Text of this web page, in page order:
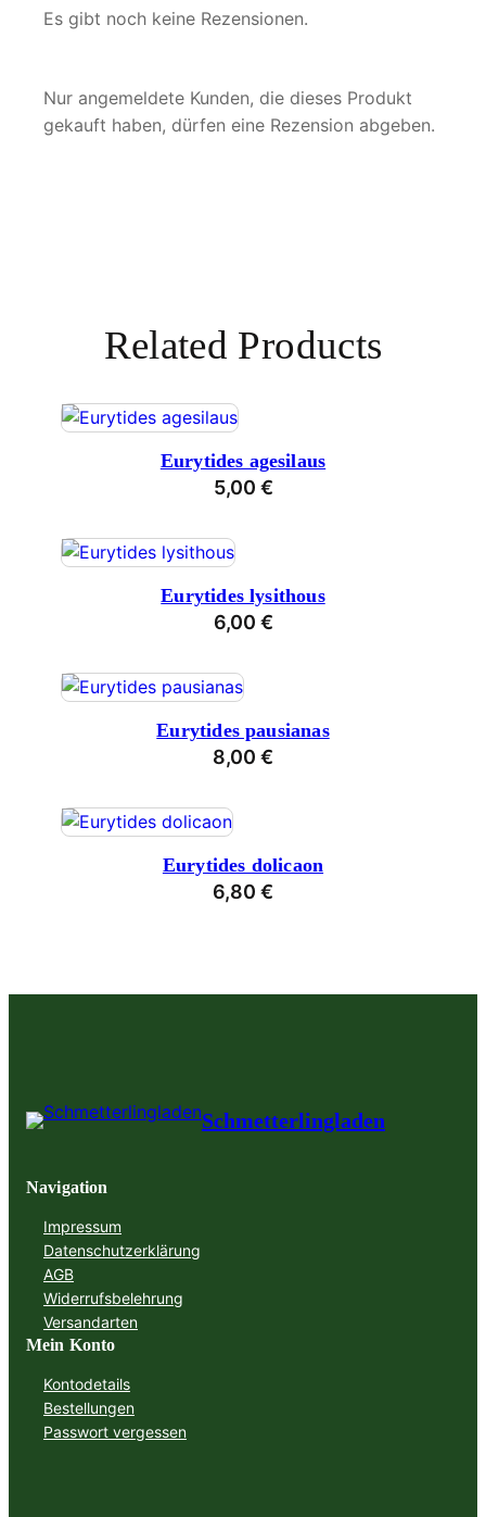
Es gibt noch keine Rezensionen.
Nur angemeldete Kunden, die dieses Produkt
gekauft haben, dürfen eine Rezension abgeben.
Related Products
Eurytides agesilaus
5,00 €
Eurytides lysithous
6,00 €
Eurytides pausianas
8,00 €
Eurytides dolicaon
6,80 €
Schmetterlingladen
Navigation
Impressum
Datenschutzerklärung
AGB
Widerrufsbelehrung
Versandarten
Mein Konto
Kontodetails
Bestellungen
Passwort vergessen